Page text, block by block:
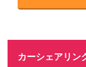
カーシェアリン